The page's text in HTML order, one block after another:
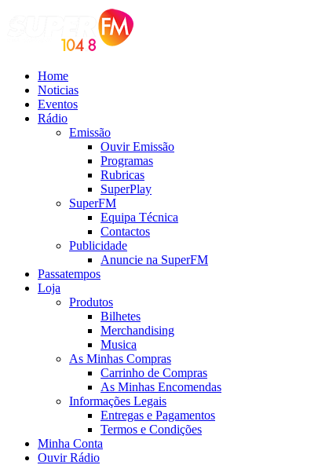
Home
Noticias
Eventos
Rádio
Emissão
Ouvir Emissão
Programas
Rubricas
SuperPlay
SuperFM
Equipa Técnica
Contactos
Publicidade
Anuncie na SuperFM
Passatempos
Loja
Produtos
Bilhetes
Merchandising
Musica
As Minhas Compras
Carrinho de Compras
As Minhas Encomendas
Informações Legais
Entregas e Pagamentos
Termos e Condições
Minha Conta
Ouvir Rádio